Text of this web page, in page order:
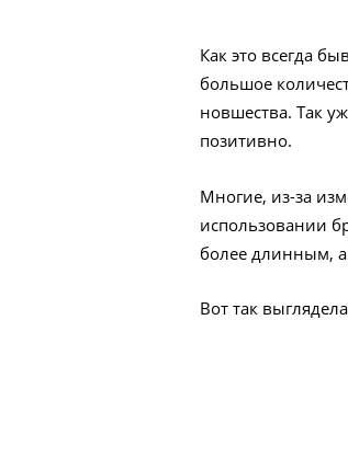
Как это всегда
большое
новшества. Так
позитивно.
Многие, из-за
использовании
более длинным,
Вот так